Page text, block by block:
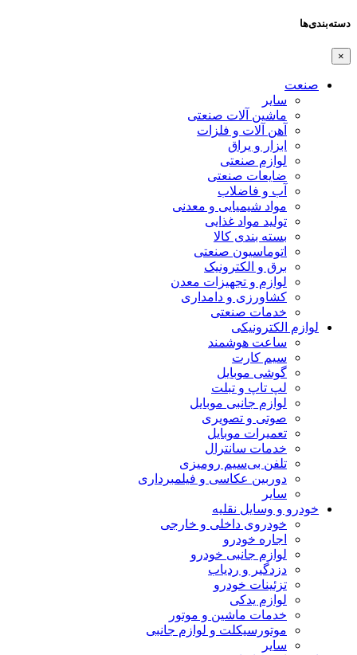
دسته‌بندی‌ها
×
صنعت
سایر
ماشین آلات صنعتی
آهن آلات و فلزات
ابزار و یراق
لوازم صنعتی
ضایعات صنعتی
آب و فاضلاب
مواد شیمیایی و معدنی
تولید مواد غذایی
بسته بندی کالا
اتوماسیون صنعتی
برق و الکترونیک
لوازم و تجهیزات معدن
کشاورزی و دامداری
خدمات صنعتی
لوازم الکترونیکی
ساعت هوشمند
سیم کارت
گوشی موبایل
لپ تاپ و تبلت
لوازم جانبی موبایل
صوتی و تصویری
تعمیرات موبایل
خدمات سانترال
تلفن بی‌سیم رومیزی
دوربین عکاسی و فیلمبرداری
سایر
خودرو و وسایل نقلیه
خودروی داخلی و خارجی
اجاره خودرو
لوازم جانبی خودرو
دزدگیر و ردیاب
تزئینات خودرو
لوازم یدکی
خدمات ماشین و موتور
موتورسیکلت و لوازم جانبی
سایر